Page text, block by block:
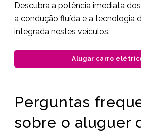
Descubra a potência imediata
a condução fluída e a tecnologia
integrada nestes veículos.
Alugar carro
Perguntas
sobre o aluguer